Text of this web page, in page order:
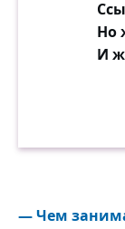
Но
И
— Чем